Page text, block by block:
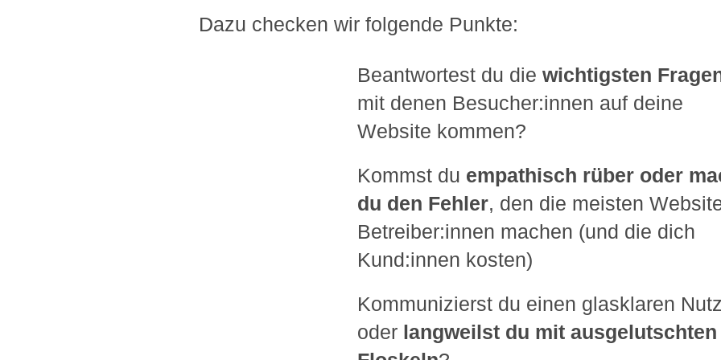
Dazu checken wir folgende Punkte:
Beantwortest du die wichtigsten
mit denen Besucher:innen auf deine
Website kommen?
Kommst du empathisch rüber oder
du den Fehler, den die meisten
Betreiber:innen machen (und die dich
Kund:innen kosten)
Kommunizierst du einen glasklaren
oder langweilst du mit ausgelutschten